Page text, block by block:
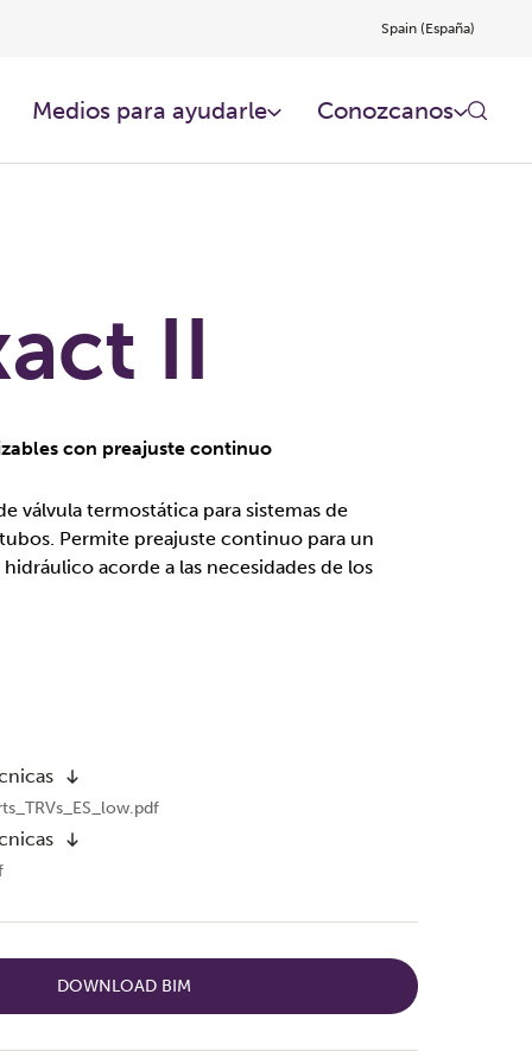
Spain (España)
Medios para ayudarle Conozcanos
II
con preajuste continuo
válvula termostática para sistemas de
Permite preajuste continuo para un
acorde a las necesidades de los
DOWNLOAD BIM